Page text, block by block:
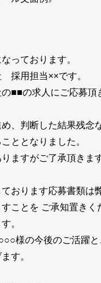
っております。
用担当××です。
■■の求人にご応募頂
、判断した結果残念
ととなりました。
ますがご了承頂きま
おります応募書類は
ことを ご承知置きく
。
様の今後のご活躍と
す。